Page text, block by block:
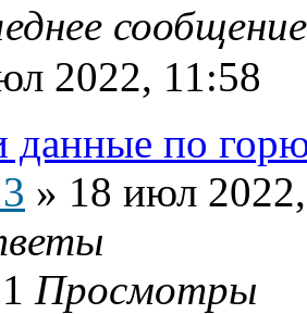
2022, 11:58
данные по
» 18 июл
Просмотры